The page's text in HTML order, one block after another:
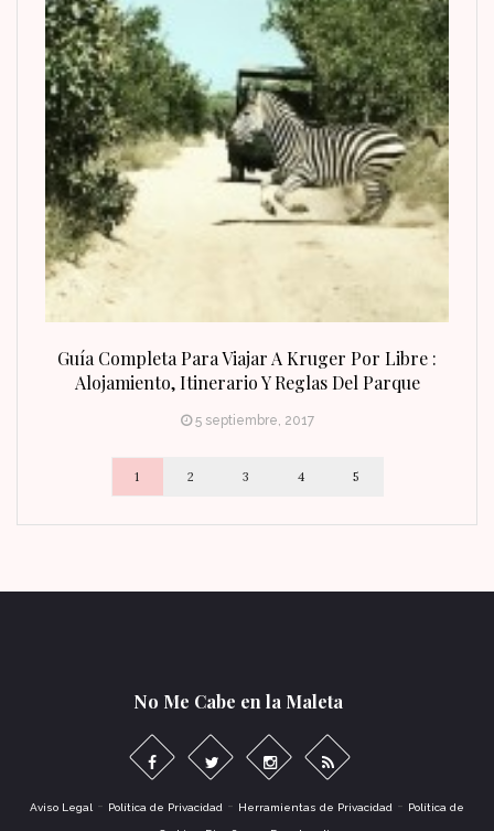
Guía Completa Para Viajar A Kruger Por Libre :
Alojamiento, Itinerario Y Reglas Del Parque
5 septiembre, 2017
1 2 3 4 5
No Me Cabe en la Maleta
Aviso Legal - Política de Privacidad - Herramientas de Privacidad - Política de